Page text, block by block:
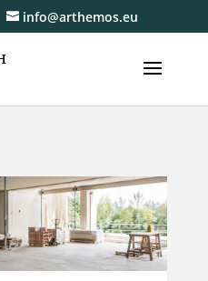
info@arthemos.eu